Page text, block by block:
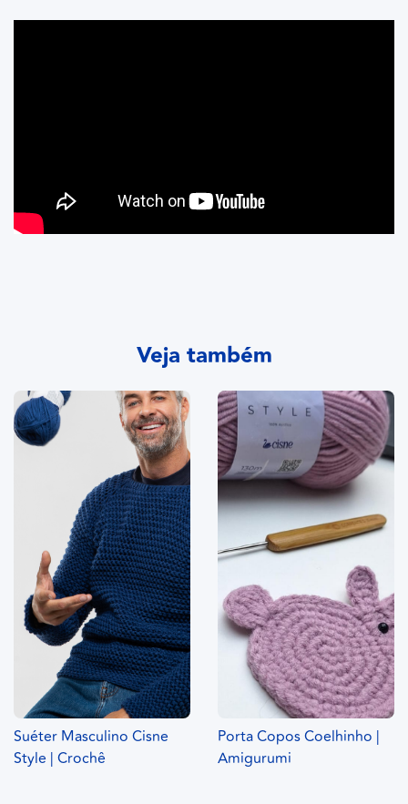
Veja também
Suéter Masculino Cisne
Style | Crochê
Porta Copos Coelhinho |
Amigurumi